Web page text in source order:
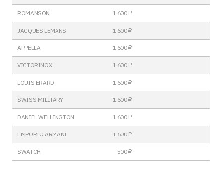
ROMANSON 1 600 ₽
JACQUES LEMANS 1 600 ₽
APPELLA 1 600 ₽
VICTORINOX 1 600 ₽
LOUIS ERARD 1 600 ₽
SWISS MILITARY 1 600 ₽
DANIEL WELLINGTON 1 600 ₽
EMPORIO ARMANI 1 600 ₽
SWATCH 500 ₽